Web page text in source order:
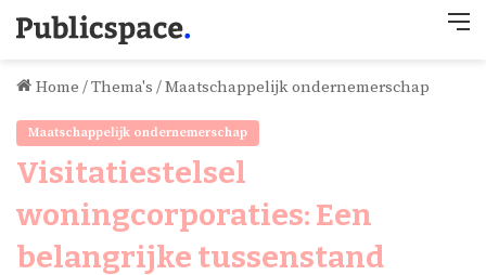
Home /Thema's /Maatschappelijk ondernemerschap
Maatschappelijk ondernemerschap
Visitatiestelsel
woningcorporaties: Een
belangrijke tussenstand